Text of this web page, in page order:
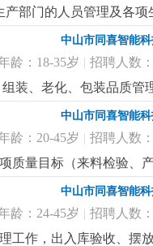
打样过程中焊接不良、
、负载、老化架、线材
变更样板更换、临时交
能力）；2、熟练使用
，工作细致，能承受一
年）者优先录用；5、
产部门的人员管理及各
、生产过程、产值目标
5. 参与提高生产效率和
:1. 高中及以上学历，3
产管理知识；3. 具备较
定的办公软件使用操作
中山市同喜智能
龄：18-35岁 | 招聘人数
装、老化、包装品质
的制定及完善，优化
作，做好质检作业监督
作；6、在品质经理的
年以上led驱动电源或
分析能力，熟悉
统计与分析工具，有
通，发动团队的积极性
挑战；6、能适应加班，
中山市同喜智能
龄：20-45岁 | 招聘人数
质量目标（来料检验、
，解决现场的质量问
公司相关部门制订公
认真负责，良好的沟通
中山市同喜智能
龄：24-45岁 | 招聘人数
工作，出入库验收、摆